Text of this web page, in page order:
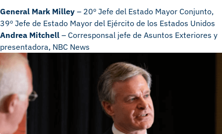
General Mark Milley – 20º Jefe del Estado Mayor Conjunto,
39º Jefe de Estado Mayor del Ejército de los Estados Unidos
Andrea Mitchell – Corresponsal jefe de Asuntos Exteriores y
presentadora, NBC News